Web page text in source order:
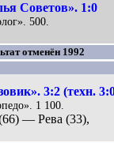
Советов». 1:0
500.
отменён 1992
3:2 (техн.
1 100.
— Рева (33),